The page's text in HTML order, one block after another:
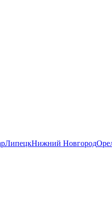
ЛипецкНижний Новгород